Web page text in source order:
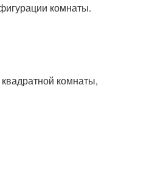
комнаты.
комнаты,